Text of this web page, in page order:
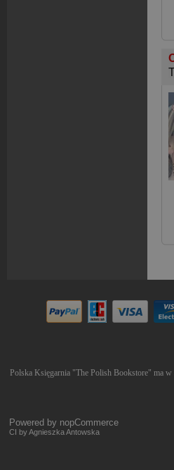
Polska Księgarnia "The Polish Bookstore" ma
Powered by nopCommerce
CI by Agnieszka Antowska